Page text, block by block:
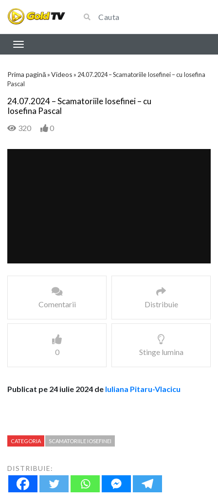
Prima pagină »Videos » 24.07.2024 – Scamatoriile Iosefinei – cu Iosefina
Pascal
24.07.2024 – Scamatoriile Iosefinei – cu
Iosefina Pascal
320 0
Comentarii Distribuie
0 Stinge lumina
Publicat pe 24 iulie 2024 de Iuliana Pitaru-Vlacicu
CATEGORIA SCAMATORIILE IOSEFINEI
DISTRIBUIE: